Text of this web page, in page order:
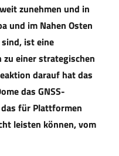
zunehmen und in
und im Nahen Osten
ist eine
einer strategischen
darauf hat das
das GNSS-
für Plattformen
leisten können, vom